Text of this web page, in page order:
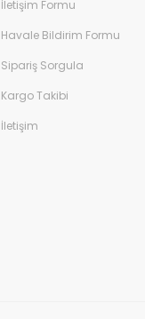
İletişim Formu
Havale Bildirim Formu
Sipariş Sorgula
Kargo Takibi
İletişim